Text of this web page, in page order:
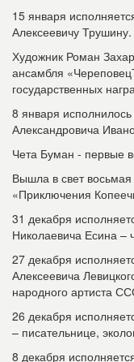
15 января
Алексеевичу Трушину.
Художник Роман
ансамбля
государственных
8 января
Александровича
Чета Буман - первые
Вышла в свет
«Приключения
31 декабря
Николаевича Есина –
27 декабря
Алексеевича
народного артиста
26 декабря
– писательнице,
8 декабря